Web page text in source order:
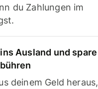
du Zahlungen im
Ausland und spare
deinem Geld heraus,